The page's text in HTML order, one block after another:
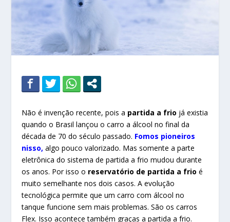
Não é invenção recente, pois a partida a frio já existia
quando o Brasil lançou o carro a álcool no final da
década de 70 do século passado. Fomos pioneiros
nisso, algo pouco valorizado. Mas somente a parte
eletrônica do sistema de partida a frio mudou durante
os anos. Por isso o reservatório de partida a frio é
muito semelhante nos dois casos. A evolução
tecnológica permite que um carro com álcool no
tanque funcione sem mais problemas. São os carros
Flex. Isso acontece também graças a partida a frio.